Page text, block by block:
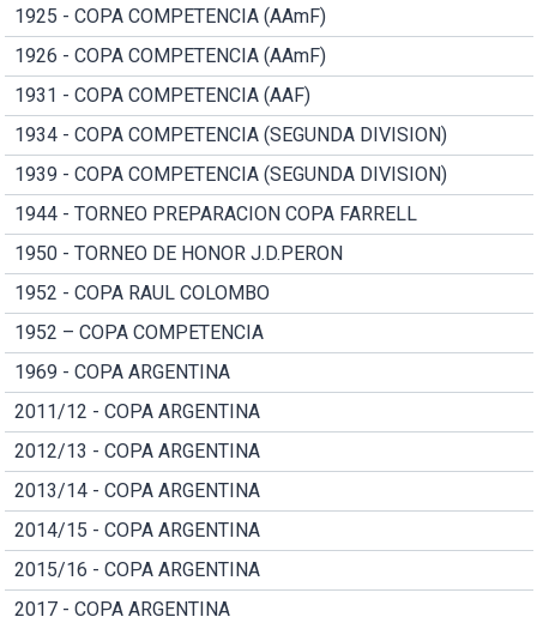
1925 - COPA COMPETENCIA (AAmF)
1926 - COPA COMPETENCIA (AAmF)
1931 - COPA COMPETENCIA (AAF)
1934 - COPA COMPETENCIA (SEGUNDA DIVISION)
1939 - COPA COMPETENCIA (SEGUNDA DIVISION)
1944 - TORNEO PREPARACION COPA FARRELL
1950 - TORNEO DE HONOR J.D.PERON
1952 - COPA RAUL COLOMBO
1952 – COPA COMPETENCIA
1969 - COPA ARGENTINA
2011/12 - COPA ARGENTINA
2012/13 - COPA ARGENTINA
2013/14 - COPA ARGENTINA
2014/15 - COPA ARGENTINA
2015/16 - COPA ARGENTINA
2017 - COPA ARGENTINA